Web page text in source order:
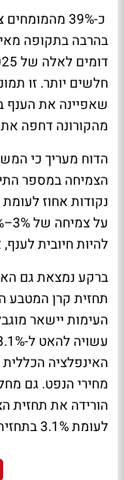
כ-39%
חלשים יותר. זו
שאפיינה את הענף
מהקורונה דחפה
הדוח מעריך כי
נקודות אחוז
להיות חיובית
ברקע נמצאת גם
העימות יישאר
האינפלציה
מחירי הנפט. גם
לעומת 3.1% בתחזית קודמת.